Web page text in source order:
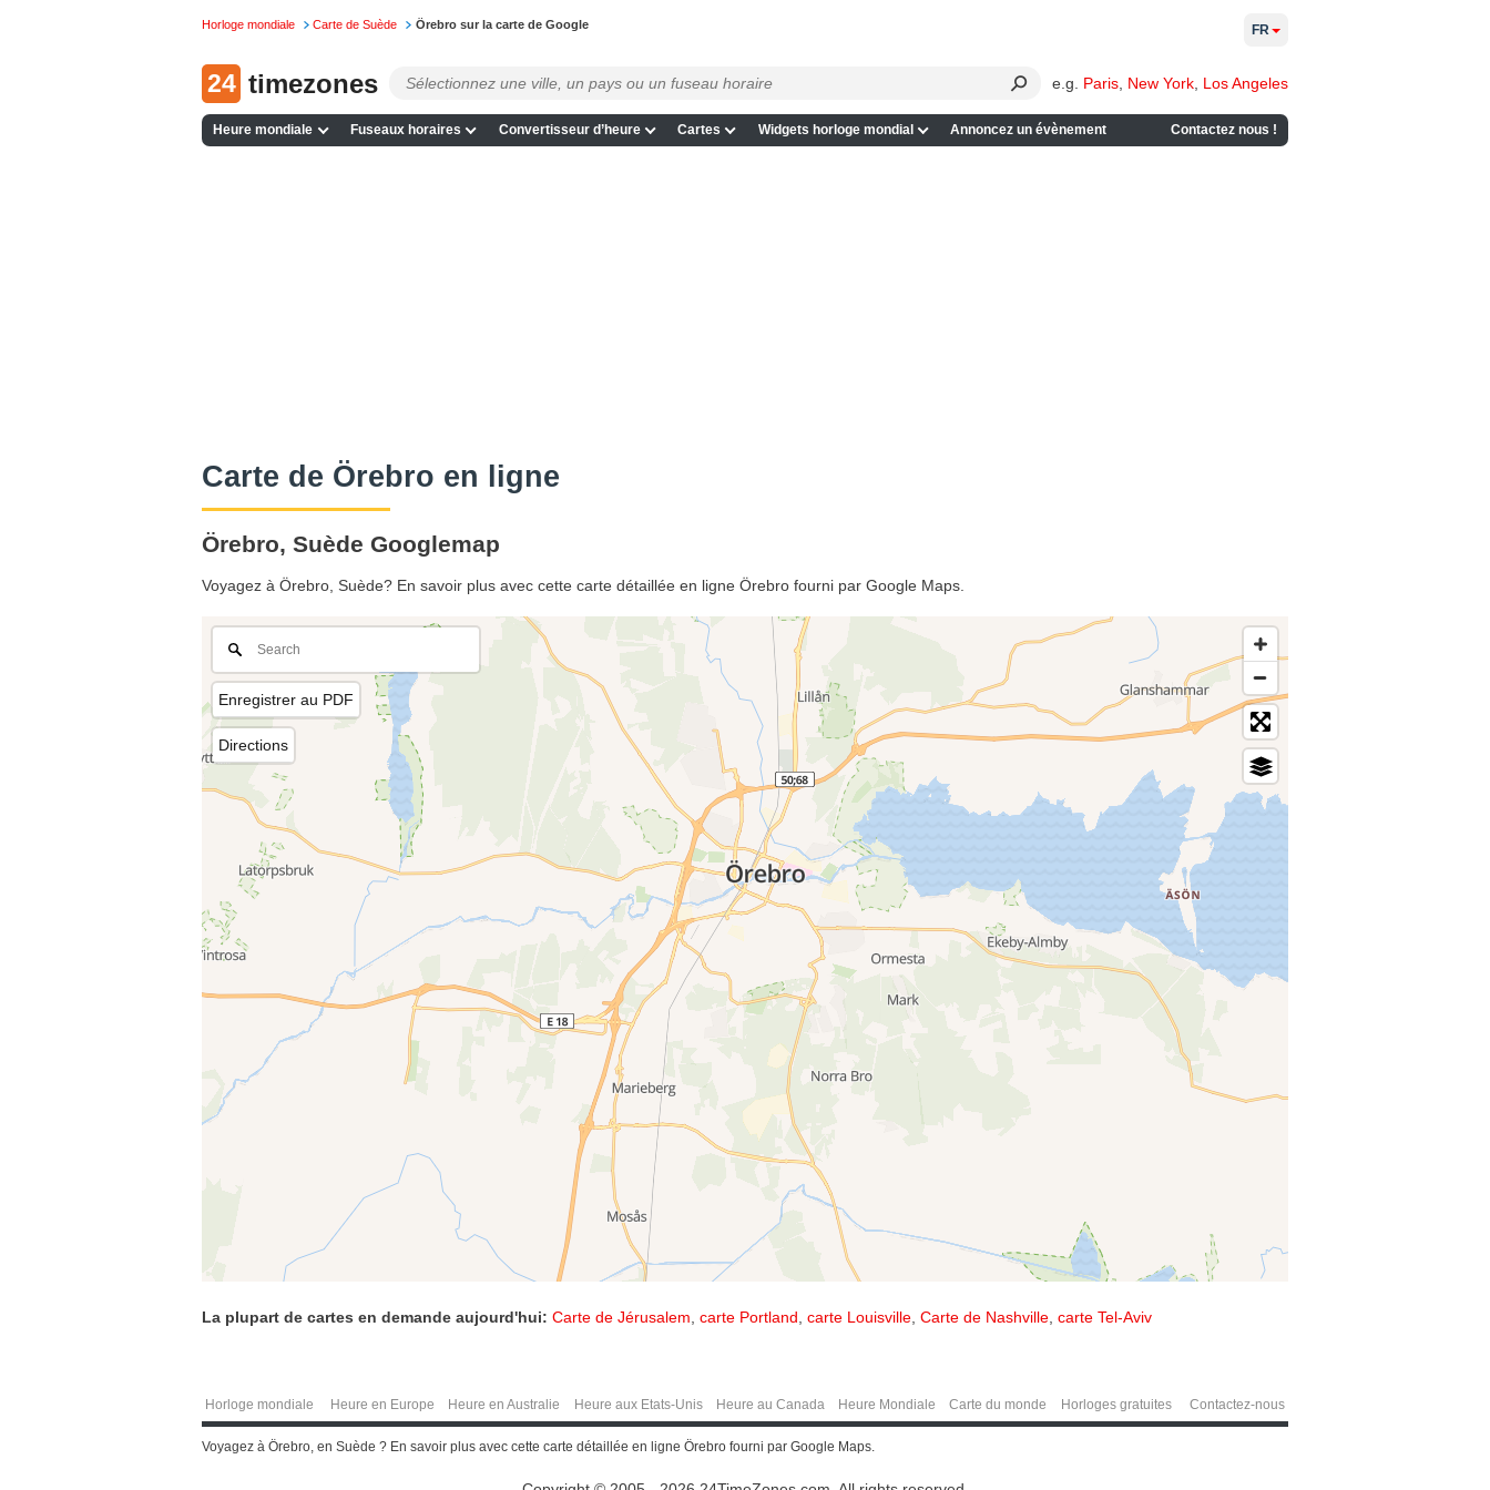
Horloge mondiale Carte de Suède Örebro sur la carte de Google
24 timezones e.g. Paris New York Los Angeles
Heure mondiale Fuseaux horaires Convertisseur d’heure Cartes Widgets horloge mondial Annoncez un évènement Contactez nous !
FR
Сarte de Örebro en ligne
Örebro, Suède Googlemap
Voyagez à Örebro, Suède? En savoir plus avec cette carte détaillée en ligne Örebro fourni par Google Maps.
Enregistrer au PDF
Directions
La plupart de cartes en demande aujourd'hui: Carte de Jérusalem carte Portland carte Louisville Carte de Nashville carte Tel-Aviv
Horloge mondiale Heure en Europe Heure en Australie Heure aux Etats-Unis Heure au Canada Heure Mondiale Carte du monde Horloges gratuites Contactez-nous
Voyagez à Örebro, en Suède ? En savoir plus avec cette carte détaillée en ligne Örebro fourni par Google Maps.